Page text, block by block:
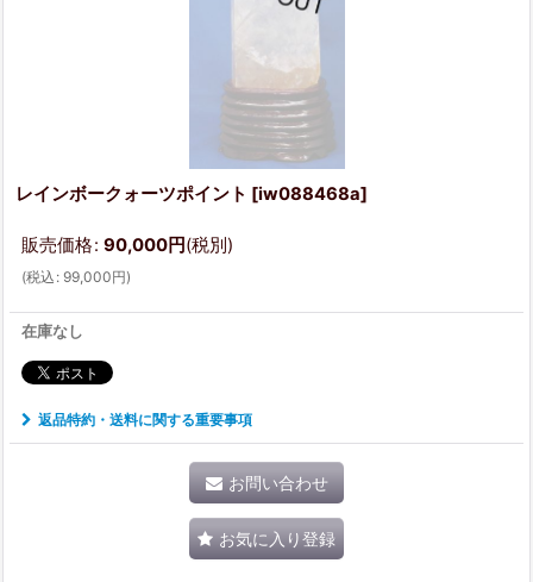
レインボークォーツポイント [iw088468a]
販売価格: 90,000円(税別)
(税込 : 99,000円)
在庫なし
返品特約・送料に関する重要事項
お問い合わせ
お気に入り登録